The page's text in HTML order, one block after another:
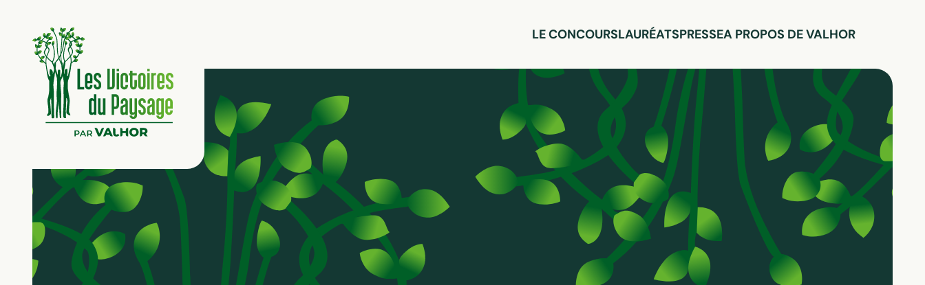
LE CONCOURSLAURÉATSPRESSEA PROPOS DE VALHOR